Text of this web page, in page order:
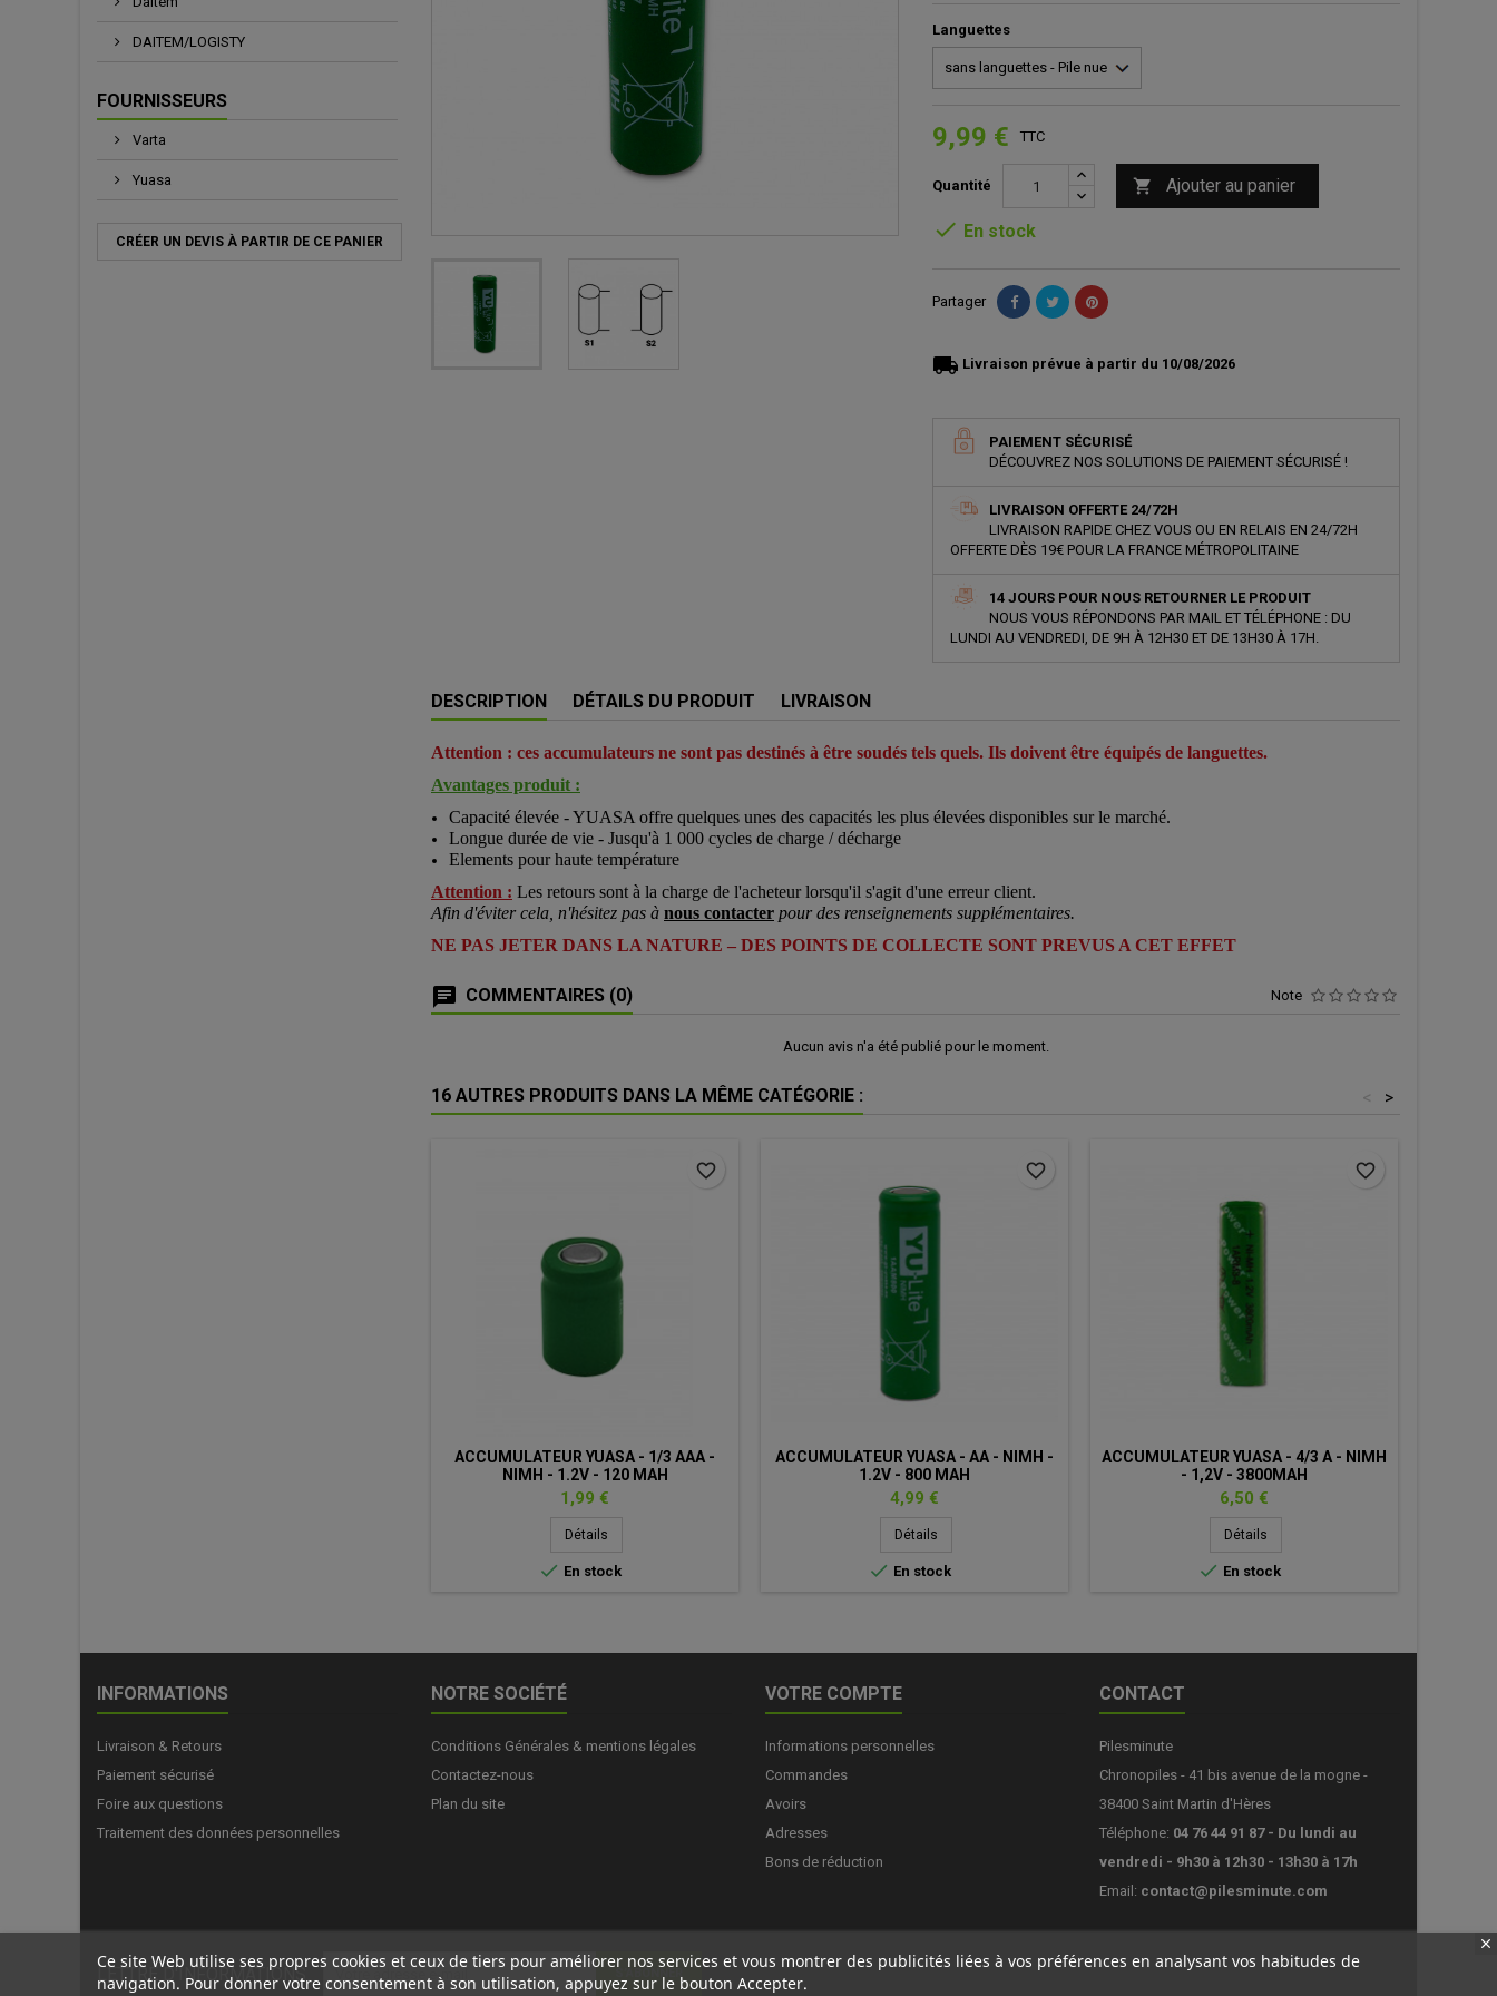
DAITEM/LOGISTY
FOURNISSEURS
Varta
Yuasa
CRÉER UN DEVIS À PARTIR DE CE PANIER
Languettes
9,99 € TTC
Quantité  Ajouter au panier
 En stock
Partager
local_shipping Livraison prévue à partir du 10/08/2026
PAIEMENT SÉCURISÉ
DÉCOUVREZ NOS SOLUTIONS DE PAIEMENT SÉCURISÉ !
LIVRAISON OFFERTE 24/72H
LIVRAISON RAPIDE CHEZ VOUS OU EN RELAIS EN 24/72H
OFFERTE DÈS 19€ POUR LA FRANCE MÉTROPOLITAINE
14 JOURS POUR NOUS RETOURNER LE PRODUIT
NOUS VOUS RÉPONDONS PAR MAIL ET TÉLÉPHONE : DU
LUNDI AU VENDREDI, DE 9H À 12H30 ET DE 13H30 À 17H.
DESCRIPTION DÉTAILS DU PRODUIT LIVRAISON
Attention : ces accumulateurs ne sont pas destinés à être soudés tels quels. Ils doivent être équipés de languettes.
Avantages produit :
Capacité élevée - YUASA offre quelques unes des capacités les plus élevées disponibles sur le marché.
Longue durée de vie - Jusqu'à 1 000 cycles de charge / décharge
Elements pour haute température
Attention : Les retours sont à la charge de l'acheteur lorsqu'il s'agit d'une erreur client.
Afin d'éviter cela, n'hésitez pas à nous contacter pour des renseignements supplémentaires.
NE PAS JETER DANS LA NATURE – DES POINTS DE COLLECTE SONT PREVUS A CET EFFET
COMMENTAIRES (0) Note
Aucun avis n'a été publié pour le moment.
16 AUTRES PRODUITS DANS LA MÊME CATÉGORIE : >
<
ACCUMULATEUR YUASA - 1/3 AAA -
NIMH - 1.2V - 120 MAH
Prix
1,99 €
Détails
 En stock
favorite_border
ACCUMULATEUR YUASA - AA - NIMH -
1.2V - 800 MAH
Prix
4,99 €
Détails
 En stock
favorite_border
ACCUMULATEUR YUASA - 4/3 A - NIMH
- 1,2V - 3800MAH
Prix
6,50 €
Détails
 En stock
favorite_border
INFORMATIONS
Livraison & Retours
Paiement sécurisé
Foire aux questions
Traitement des données personnelles
NOTRE SOCIÉTÉ
Conditions Générales & mentions légales
Contactez-nous
Plan du site
VOTRE COMPTE
Informations personnelles
Commandes
Avoirs
Adresses
Bons de réduction
CONTACT
Pilesminute
Chronopiles - 41 bis avenue de la mogne -
38400 Saint Martin d'Hères
Téléphone: 04 76 44 91 87 - Du lundi au
vendredi - 9h30 à 12h30 - 13h30 à 17h
Email: contact@pilesminute.com
Ce site Web utilise ses propres cookies et ceux de tiers pour améliorer nos services et vous montrer des publicités liées à vos préférences en analysant vos habitudes de
navigation. Pour donner votre consentement à son utilisation, appuyez sur le bouton Accepter.
LETTRE D'INFORMATIONS